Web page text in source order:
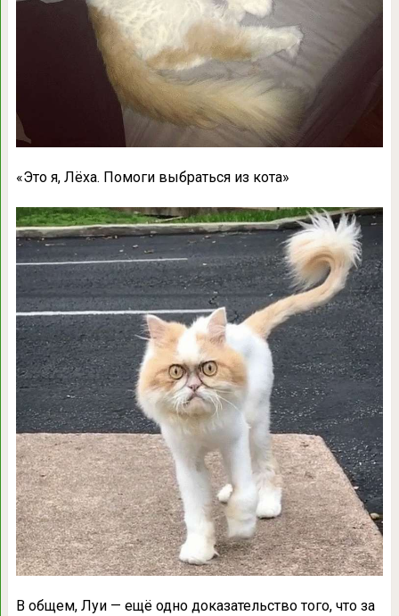
«Это я, Лёха. Помоги выбраться из кота»
В общем, Луи — ещё одно доказательство того, что за